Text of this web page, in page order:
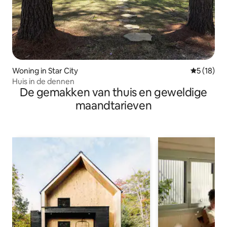
Woning in Star City
5 (18)
Huis in de dennen
De gemakken van thuis en geweldige
maandtarieven